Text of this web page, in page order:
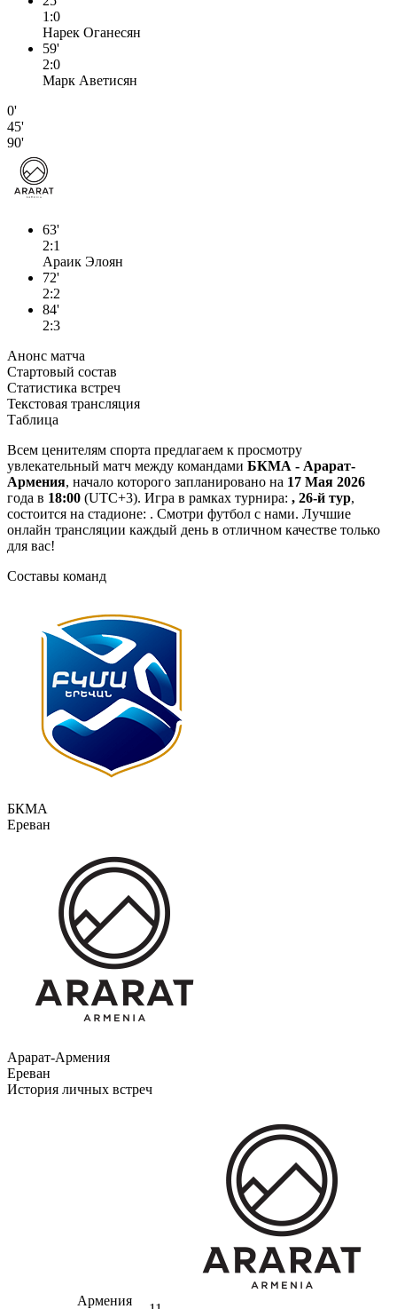
1:0
Нарек Оганесян
59'
2:0
Марк Аветисян
0'
45'
90'
63'
2:1
Араик Элоян
72'
2:2
84'
2:3
Анонс матча
Стартовый состав
Статистика встреч
Текстовая трансляция
Таблица
Всем ценителям спорта предлагаем к просмотру
увлекательный матч между командами БКМА - Арарат-
Армения, начало которого запланировано на 17 Мая 2026
года в 18:00 (UTC+3). Игра в рамках турнира: , 26-й тур,
состоится на стадионе: . Смотри футбол с нами. Лучшие
онлайн трансляции каждый день в отличном качестве только
для вас!
Составы команд
БКМА
Ереван
Арарат-Армения
Ереван
История личных встреч
Армения